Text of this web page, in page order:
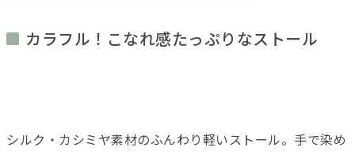
カラフル！こなれ感たっぷりなストール
シルク・カシミヤ素材のふんわり軽いストール。手で染め